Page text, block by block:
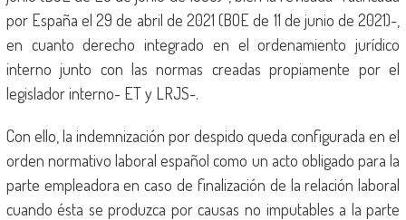
por España el 29 de abril de 2021 (BOE de 11 de junio de 2021)-,
en cuanto derecho integrado en el ordenamiento jurídico
interno junto con las normas creadas propiamente por el
legislador interno- ET y LRJS-.
Con ello, la indemnización por despido queda configurada en el
orden normativo laboral español como un acto obligado para la
parte empleadora en caso de finalización de la relación laboral
cuando ésta se produzca por causas no imputables a la parte